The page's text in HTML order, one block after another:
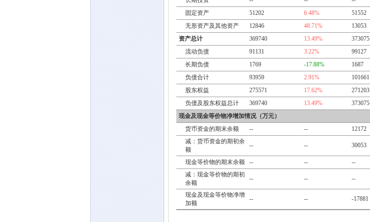
固定资产
51202 6.48% 51552
无形资产及其他资产
12846 48.71% 13053
资产总计
369740 13.49% 373075
流动负债
91131 3.22% 99127
长期负债
1769 -17.88% 1687
负债合计
93959 2.91% 101661
股东权益
275571 17.62% 271203
负债及股东权益总计
369740 13.49% 373075
现金及现金等价物净增加情况（万元）
货币资金的期末余额
-- -- 12172
减：货币资金的期初余
额
-- -- 30053
现金等价物的期末余额 -- -- --
减：现金等价物的期初
余额
-- -- --
现金及现金等价物净增
加额
-- -- -17881